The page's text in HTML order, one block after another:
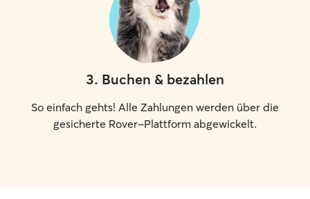
3. Buchen & bezahlen
So einfach gehts! Alle Zahlungen werden über die
gesicherte Rover-Plattform abgewickelt.